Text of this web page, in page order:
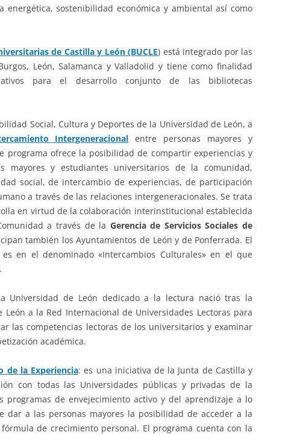
energética, sostenibilidad económica y ambiental así como
de Castilla y León (BUCLE) está integrado por las
León, Salamanca y Valladolid y tiene como finalidad
para el desarrollo conjunto de las bibliotecas
Social, Cultura y Deportes de la Universidad de León, a
Intergeneracional entre personas mayores y
programa ofrece la posibilidad de compartir experiencias y
mayores y estudiantes universitarios de la comunidad,
social, de intercambio de experiencias, de participación
a través de las relaciones intergeneracionales. Se trata
en virtud de la colaboración interinstitucional establecida
a través de la Gerencia de Servicios Sociales de
también los Ayuntamientos de León y de Ponferrada. El
en el denominado «Intercambios Culturales» en el que
Universidad de León dedicado a la lectura nació tras la
a la Red Internacional de Universidades Lectoras para
las competencias lectoras de los universitarios y examinar
académica.
de la Experiencia: es una iniciativa de la Junta de Castilla y
con todas las Universidades públicas y privadas de la
programas de envejecimiento activo y del aprendizaje a lo
dar a las personas mayores la posibilidad de acceder a la
de crecimiento personal. El programa cuenta con la